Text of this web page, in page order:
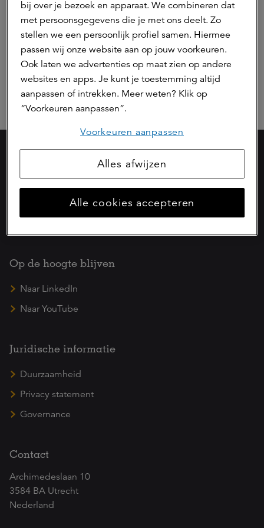
0 resultaten: Sorteer op:
Op de hoogte blijven
Naar LinkedIn
Naar YouTube
Juridische informatie
Duurzaamheid
Privacy statement
Governance
Contact
Archimedeslaan 10
3584 BA Utrecht
Nederland
bij over je bezoek en apparaat. We combineren dat
met persoonsgegevens die je met ons deelt. Zo
stellen we een persoonlijk profiel samen. Hiermee
passen wij onze website aan op jouw voorkeuren.
Ook laten we advertenties op maat zien op andere
websites en apps. Je kunt je toestemming altijd
aanpassen of intrekken. Meer weten? Klik op
“Voorkeuren aanpassen”.
Voorkeuren aanpassen
Alles afwijzen
Alle cookies accepteren